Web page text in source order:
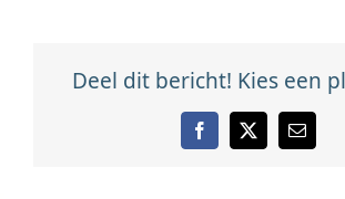
Deel dit bericht! Kies een
Facebook
X
E-